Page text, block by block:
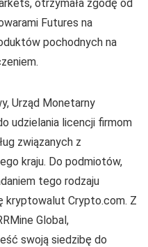
otrzymała zgodę od
Futures na
pochodnych na
Urząd Monetarny
udzielania licencji firmom
związanych z
kraju. Do podmiotów,
tego rodzaju
kryptowalut Crypto.com. Z
Global,
swoją siedzibę do